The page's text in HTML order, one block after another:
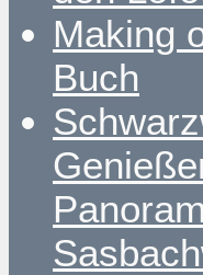
Making
Buch